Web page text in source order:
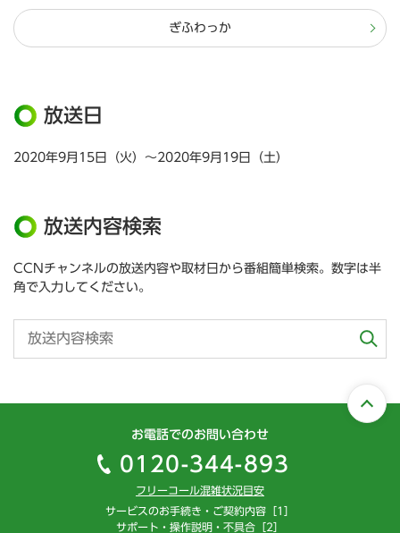
ぎふわっか
放送日
2020年9月15日（火）～2020年9月19日（土）
放送内容検索
CCNチャンネルの放送内容や取材日から番組簡単検索。数字は半
角で入力してください。
お電話でのお問い合わせ
0120-344-893
フリーコール混雑状況目安
サービスのお手続き・ご契約内容［1］
サポート・操作説明・不具合［2］